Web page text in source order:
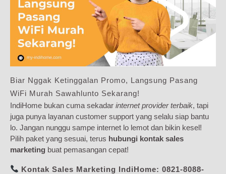
Biar Nggak Ketinggalan Promo, Langsung Pasang
WiFi Murah Sawahlunto Sekarang!
IndiHome bukan cuma sekadar internet provider terbaik, tapi
juga punya layanan customer support yang selalu siap bantu
lo. Jangan nunggu sampe internet lo lemot dan bikin kesel!
Pilih paket yang sesuai, terus hubungi kontak sales
marketing buat pemasangan cepat!
Kontak Sales Marketing IndiHome: 0821-8088-